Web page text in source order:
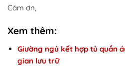
Cám ơn,
Xem thêm:
Giường ngủ kết hợp tủ quần
gian lưu trữ